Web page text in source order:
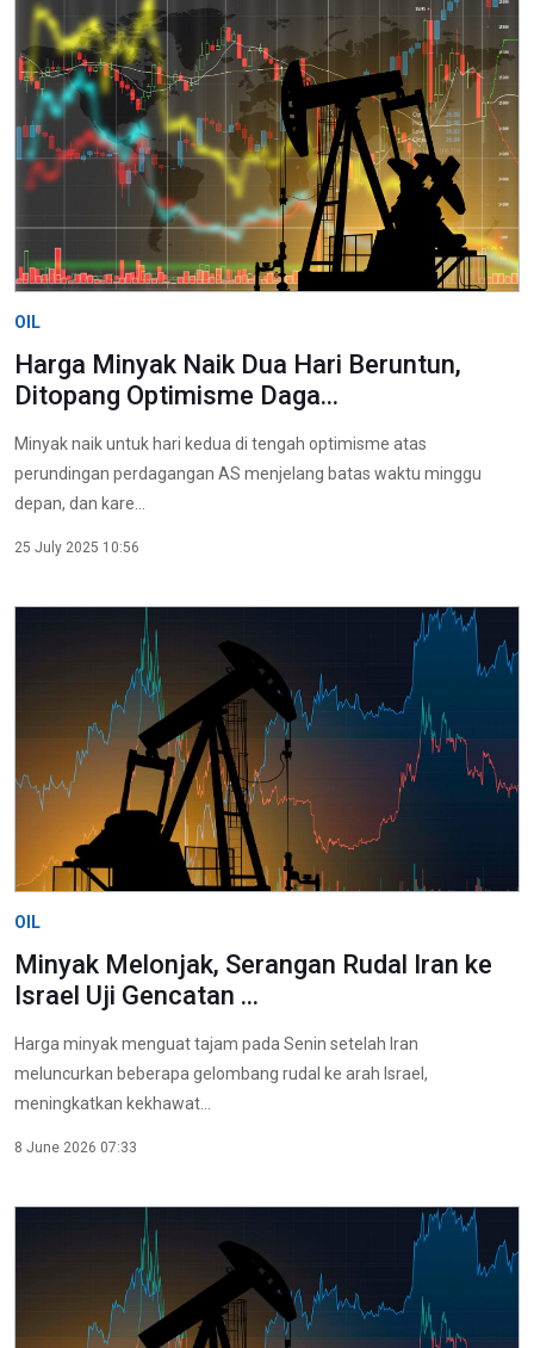
OIL
Harga Minyak Naik Dua Hari Beruntun,
Ditopang Optimisme Daga...
Minyak naik untuk hari kedua di tengah optimisme atas
perundingan perdagangan AS menjelang batas waktu minggu
depan, dan kare...
25 July 2025 10:56
OIL
Minyak Melonjak, Serangan Rudal Iran ke
Israel Uji Gencatan ...
Harga minyak menguat tajam pada Senin setelah Iran
meluncurkan beberapa gelombang rudal ke arah Israel,
meningkatkan kekhawat...
8 June 2026 07:33